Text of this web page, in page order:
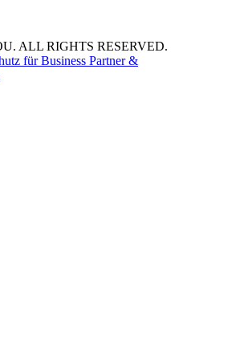
ALL RIGHTS RESERVED.
für Business Partner &